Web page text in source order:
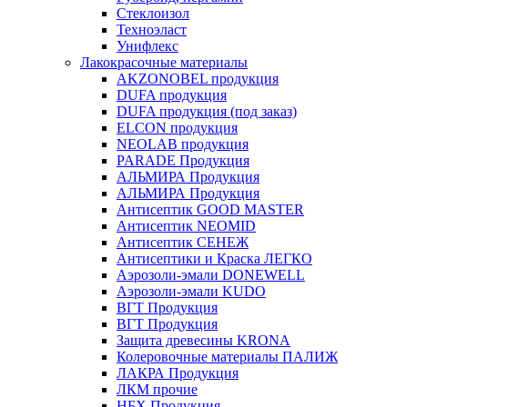
Стеклоизол
Техноэласт
Унифлекс
Лакокрасочные материалы
AKZONOBEL продукция
DUFA продукция
DUFA продукция (под заказ)
ELCON продукция
NEOLAB продукция
PARADE Продукция
АЛЬМИРА Продукция
АЛЬМИРА Продукция
Антисептик GOOD MASTER
Антисептик NEOMID
Антисептик СЕНЕЖ
Антисептики и Краска ЛЕГКО
Аэрозоли-эмали DONEWELL
Аэрозоли-эмали KUDO
ВГТ Продукция
ВГТ Продукция
Защита древесины KRONA
Колеровочные материалы ПАЛИЖ
ЛАКРА Продукция
ЛКМ прочие